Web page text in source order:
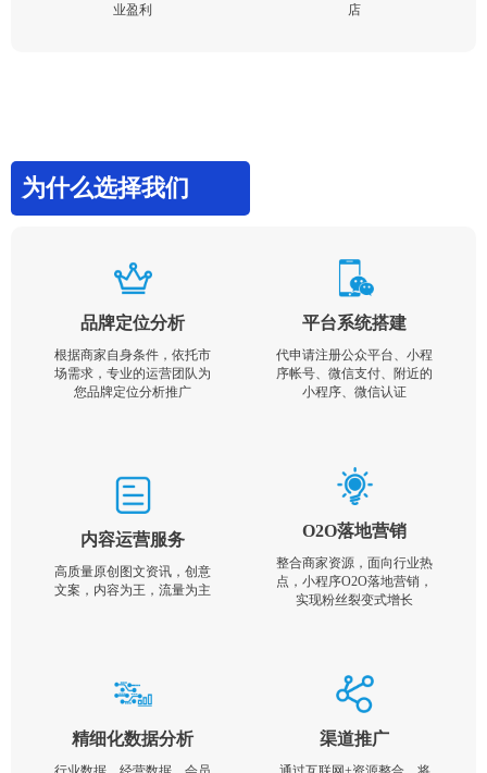
业盈利
店
为什么选择我们
品牌定位分析
根据商家自身条件，依托市
场需求，专业的运营团队为
您品牌定位分析推广
平台系统搭建
代申请注册公众平台、小程
序帐号、微信支付、附近的
小程序、微信认证
内容运营服务
高质量原创图文资讯，创意
文案，内容为王，流量为主
O2O落地营销
整合商家资源，面向行业热
点，小程序O2O落地营销，
实现粉丝裂变式增长
精细化数据分析 渠道推广